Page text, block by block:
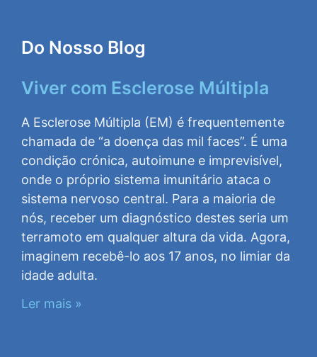
Do Nosso Blog
Viver com Esclerose Múltipla
A Esclerose Múltipla (EM) é frequentemente
chamada de “a doença das mil faces”. É uma
condição crónica, autoimune e imprevisível,
onde o próprio sistema imunitário ataca o
sistema nervoso central. Para a maioria de
nós, receber um diagnóstico destes seria um
terramoto em qualquer altura da vida. Agora,
imaginem recebê-lo aos 17 anos, no limiar da
idade adulta.
Ler mais »